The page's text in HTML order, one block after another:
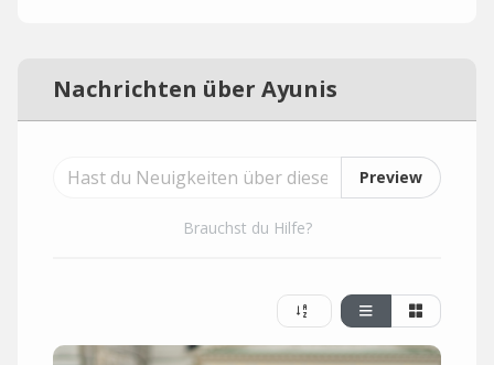
Nachrichten über Ayunis
Preview
Brauchst du Hilfe?